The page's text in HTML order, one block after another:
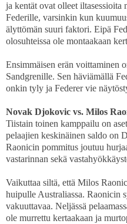
ja kentät ovat olleet iltasessioita
Federille, varsinkin kun
älyttömän suuri faktori. Eipä
olosuhteissa ole montaakaan
Ensimmäisen erän voittaminen
Sandgrenille. Sen häviämällä
onkin tyly ja Federer vie
Novak Djokovic vs. Milos
Tiistain toinen kamppailu on
pelaajien keskinäinen saldo on
Raonicin pommitus joutuu
vastarinnan sekä
Vaikuttaa siltä, että Milos
huipulle Australiassa. Raonicin
vakuuttavaa. Neljässä
ole murrettu kertaakaan ja